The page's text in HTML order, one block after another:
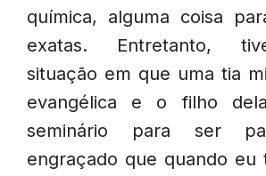
química, alguma coisa
exatas. Entretanto,
situação em que uma tia
evangélica e o filho
seminário para ser
engraçado que quando eu